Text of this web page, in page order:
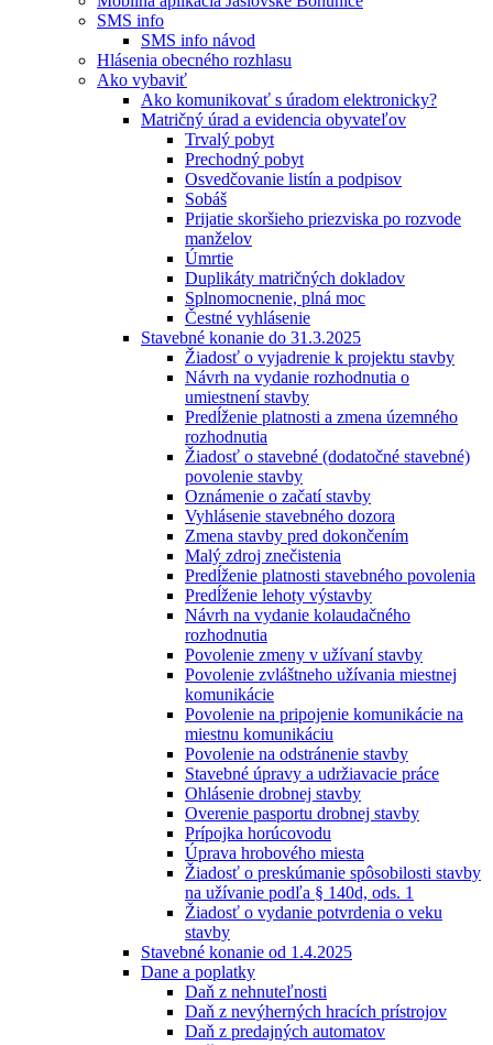
SMS info
SMS info návod
Hlásenia obecného rozhlasu
Ako vybaviť
Ako komunikovať s úradom elektronicky?
Matričný úrad a evidencia obyvateľov
Trvalý pobyt
Prechodný pobyt
Osvedčovanie listín a podpisov
Sobáš
Prijatie skoršieho priezviska po rozvode
manželov
Úmrtie
Duplikáty matričných dokladov
Splnomocnenie, plná moc
Čestné vyhlásenie
Stavebné konanie do 31.3.2025
Žiadosť o vyjadrenie k projektu stavby
Návrh na vydanie rozhodnutia o
umiestnení stavby
Predĺženie platnosti a zmena územného
rozhodnutia
Žiadosť o stavebné (dodatočné stavebné)
povolenie stavby
Oznámenie o začatí stavby
Vyhlásenie stavebného dozora
Zmena stavby pred dokončením
Malý zdroj znečistenia
Predĺženie platnosti stavebného povolenia
Predĺženie lehoty výstavby
Návrh na vydanie kolaudačného
rozhodnutia
Povolenie zmeny v užívaní stavby
Povolenie zvláštneho užívania miestnej
komunikácie
Povolenie na pripojenie komunikácie na
miestnu komunikáciu
Povolenie na odstránenie stavby
Stavebné úpravy a udržiavacie práce
Ohlásenie drobnej stavby
Overenie pasportu drobnej stavby
Prípojka horúcovodu
Úprava hrobového miesta
Žiadosť o preskúmanie spôsobilosti stavby
na užívanie podľa § 140d, ods. 1
Žiadosť o vydanie potvrdenia o veku
stavby
Stavebné konanie od 1.4.2025
Dane a poplatky
Daň z nehnuteľnosti
Daň z nevýherných hracích prístrojov
Daň z predajných automatov